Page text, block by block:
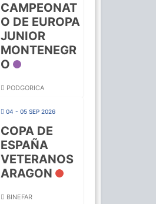
CAMPEONAT
O DE EUROPA
JUNIOR
MONTENEGR
O
PODGORICA
04 - 05 SEP 2026
COPA DE
ESPAÑA
VETERANOS
ARAGON
BINEFAR